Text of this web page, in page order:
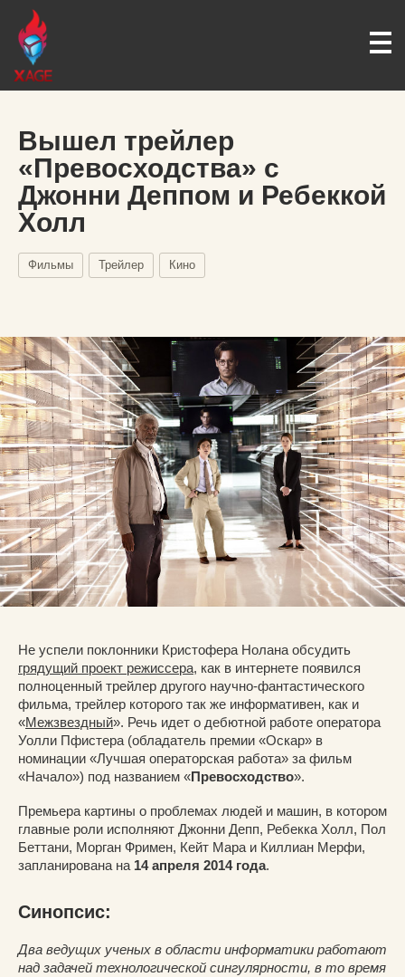
Вышел трейлер
«Превосходства» с
Джонни Деппом и Ребеккой
Холл
Фильмы Трейлер Кино
Не успели поклонники Кристофера Нолана обсудить
грядущий проект режиссера, как в интернете появился
полноценный трейлер другого научно-фантастического
фильма, трейлер которого так же информативен, как и
«Межзвездный». Речь идет о дебютной работе оператора
Уолли Пфистера (обладатель премии «Оскар» в
номинации «Лучшая операторская работа» за фильм
«Начало») под названием «Превосходство».
Премьера картины о проблемах людей и машин, в котором
главные роли исполняют Джонни Депп, Ребекка Холл, Пол
Беттани, Морган Фримен, Кейт Мара и Киллиан Мерфи,
запланирована на 14 апреля 2014 года.
Синопсис:
Два ведущих ученых в области информатики работают
над задачей технологической сингулярности, в то время